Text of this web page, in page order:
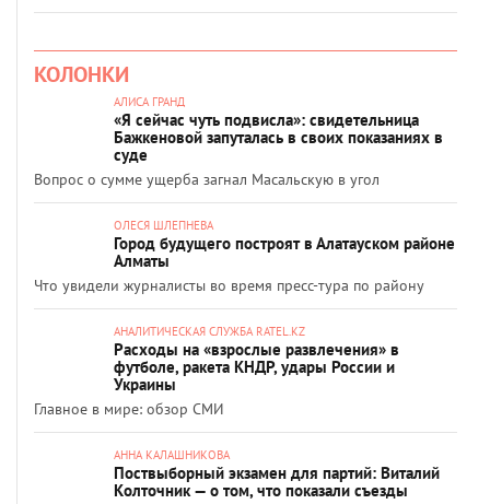
КОЛОНКИ
АЛИСА ГРАНД
«Я сейчас чуть подвисла»: свидетельница
Бажкеновой запуталась в своих показаниях в
суде
Вопрос о сумме ущерба загнал Масальскую в угол
ОЛЕСЯ ШЛЕПНЕВА
Город будущего построят в Алатауском районе
Алматы
Что увидели журналисты во время пресс-тура по району
АНАЛИТИЧЕСКАЯ СЛУЖБА RATEL.KZ
Расходы на «взрослые развлечения» в
футболе, ракета КНДР, удары России и
Украины
Главное в мире: обзор СМИ
АННА КАЛАШНИКОВА
Поствыборный экзамен для партий: Виталий
Колточник — о том, что показали съезды